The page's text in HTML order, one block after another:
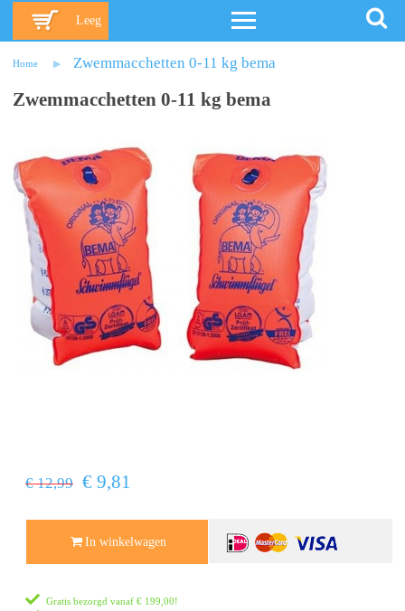
Leeg
Home Zwemmacchetten 0-11 kg bema
Zwemmacchetten 0-11 kg bema
€ 12,99 € 9,81
In winkelwagen
Gratis bezorgd vanaf € 199,00!